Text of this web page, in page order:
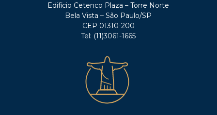
Edifício Cetenco Plaza – Torre Norte
Bela Vista – São Paulo/SP
CEP 01310-200
Tel: (11)3061-1665